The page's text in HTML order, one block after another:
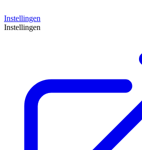
Instellingen
Instellingen